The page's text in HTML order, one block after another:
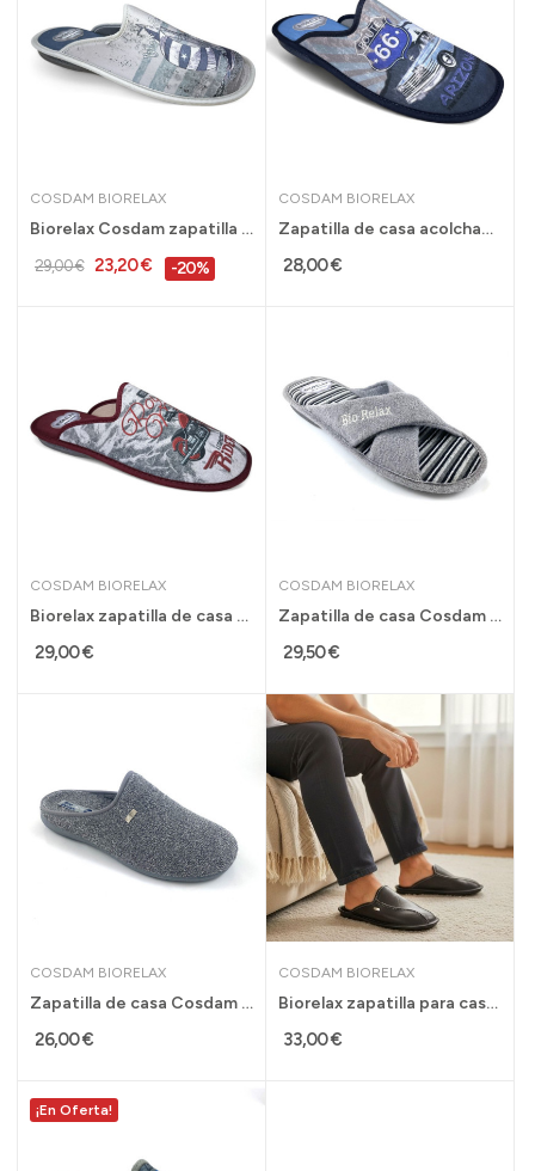
COSDAM BIORELAX
Biorelax Cosdam zapatilla de casa acolchada...
29,00 € 23,20 € -20%
COSDAM BIORELAX
Zapatilla de casa acolchada Biorelax primavera...
28,00 €
COSDAM BIORELAX
Biorelax zapatilla de casa primavera para...
29,00 €
COSDAM BIORELAX
Zapatilla de casa Cosdam Biorelax abierta...
29,50 €
COSDAM BIORELAX
Zapatilla de casa Cosdam Biorelax hombre...
26,00 €
COSDAM BIORELAX
Biorelax zapatilla para casa de piel hombre...
33,00 €
¡En Oferta!